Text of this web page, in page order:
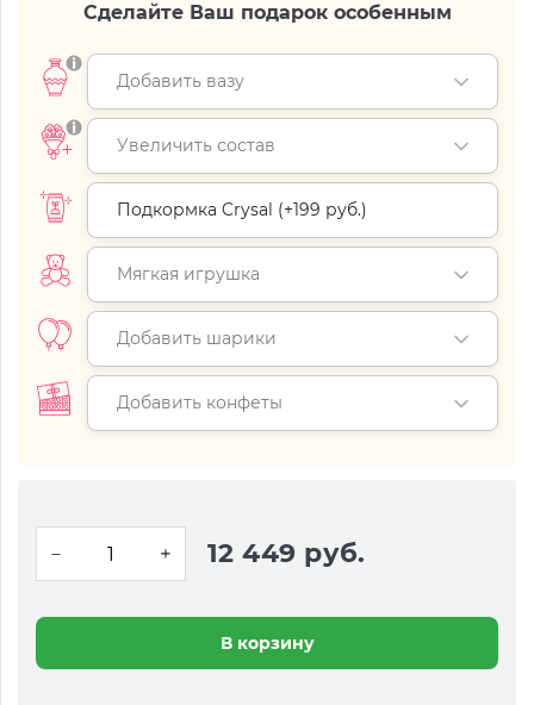
Сделайте Ваш подарок особенным
Добавить вазу
Увеличить состав
Подкормка Crysal (+199 руб.)
Мягкая игрушка
Добавить шарики
Добавить конфеты
12 449 руб.
В корзину